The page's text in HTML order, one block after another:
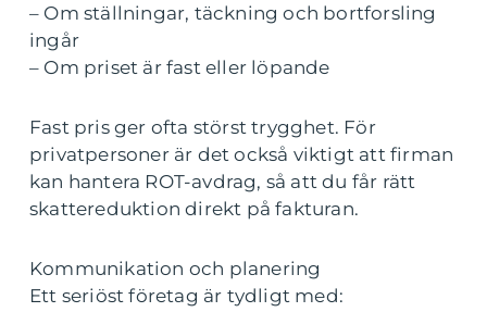
– Om ställningar, täckning och bortforsling
ingår
– Om priset är fast eller löpande
Fast pris ger ofta störst trygghet. För
privatpersoner är det också viktigt att firman
kan hantera ROT-avdrag, så att du får rätt
skattereduktion direkt på fakturan.
Kommunikation och planering
Ett seriöst företag är tydligt med: